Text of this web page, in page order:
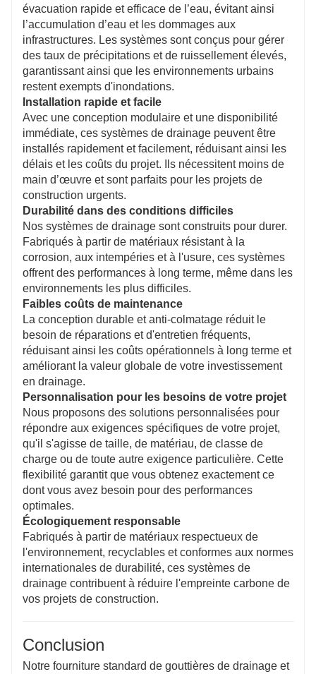
évacuation rapide et efficace de l’eau, évitant ainsi
l’accumulation d’eau et les dommages aux
infrastructures. Les systèmes sont conçus pour gérer
des taux de précipitations et de ruissellement élevés,
garantissant ainsi que les environnements urbains
restent exempts d'inondations.
Installation rapide et facile
Avec une conception modulaire et une disponibilité
immédiate, ces systèmes de drainage peuvent être
installés rapidement et facilement, réduisant ainsi les
délais et les coûts du projet. Ils nécessitent moins de
main d’œuvre et sont parfaits pour les projets de
construction urgents.
Durabilité dans des conditions difficiles
Nos systèmes de drainage sont construits pour durer.
Fabriqués à partir de matériaux résistant à la
corrosion, aux intempéries et à l'usure, ces systèmes
offrent des performances à long terme, même dans les
environnements les plus difficiles.
Faibles coûts de maintenance
La conception durable et anti-colmatage réduit le
besoin de réparations et d'entretien fréquents,
réduisant ainsi les coûts opérationnels à long terme et
améliorant la valeur globale de votre investissement
en drainage.
Personnalisation pour les besoins de votre projet
Nous proposons des solutions personnalisées pour
répondre aux exigences spécifiques de votre projet,
qu'il s'agisse de taille, de matériau, de classe de
charge ou de toute autre exigence particulière. Cette
flexibilité garantit que vous obtenez exactement ce
dont vous avez besoin pour des performances
optimales.
Écologiquement responsable
Fabriqués à partir de matériaux respectueux de
l'environnement, recyclables et conformes aux normes
internationales de durabilité, ces systèmes de
drainage contribuent à réduire l'empreinte carbone de
vos projets de construction.
Conclusion
Notre fourniture standard de gouttières de drainage et